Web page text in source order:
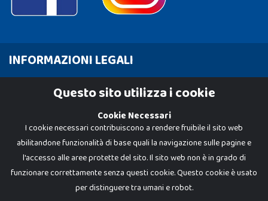
INFORMAZIONI LEGALI
Cookie PolicyQuesto sito utilizza i cookie
Cookie Necessari
I cookie necessari contribuiscono a rendere fruibile il sito web
abilitandone funzionalità di base quali la navigazione sulle pagine e
l'accesso alle aree protette del sito. Il sito web non è in grado di
funzionare correttamente senza questi cookie. Questo cookie è usato
per distinguere tra umani e robot.